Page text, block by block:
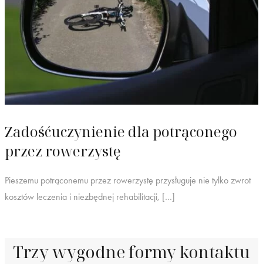
Zadośćuczynienie dla potrąconego
przez rowerzystę
Pieszemu potrąconemu przez rowerzystę przysługuje nie tylko zwrot
kosztów leczenia i niezbędnej rehabilitacji, […]
Trzy wygodne formy kontaktu